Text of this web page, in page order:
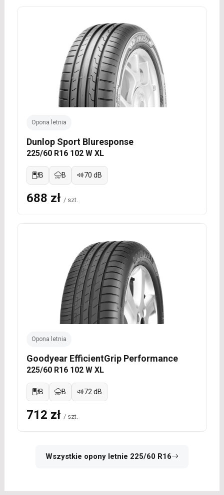
Opona letnia
Dunlop Sport Bluresponse
225/60 R16 102 W XL
B B 70 dB
688 zł / szt.
Opona letnia
Goodyear EfficientGrip Performance
225/60 R16 102 W XL
B B 72 dB
712 zł / szt.
Wszystkie opony letnie 225/60 R16